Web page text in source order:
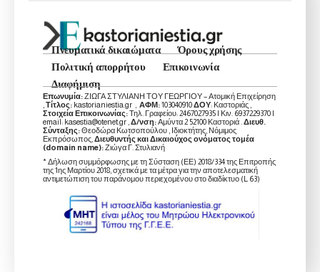
Πνευματικά δικαιώματα
Όρους χρήσης
Πολιτική απορρήτου
Επικοινωνία
Διαφήμιση
Επωνυμία:ΖΙΩΓΑ ΣΤΥΛΙΑΝΗ ΤΟΥ ΓΕΩΡΓΙΟΥ – Ατομική Επιχείρηση
Τίτλος: kastorianiestia.gr , ΑΦΜ:103040910ΔΟΥ: Καστοριάς ,
Στοιχεία Επικοινωνίας:Τηλ. Γραφείου: 2467027935 | Κιν. 6937229370 |
email: kasestia@otenet.gr , Δ/νση:Αμύντα 2 52100 Καστοριά . Διευθ.
Σύνταξης:Θεοδώρα Κωτσοπούλου , Ιδιοκτήτης, Νόμιμος
Εκπρόσωπος, Διευθυντής και Δικαιούχος ονόματος τομέα
(domain name):Ζιώγα Γ. Στυλιανή
* Δήλωση συμμόρφωσης με τη Σύσταση (ΕΕ) 2018/334 της Επιτροπής
της 1ης Μαρτίου 2018, σχετικά με τα μέτρα για την αποτελεσματική
αντιμετώπιση του παράνομου περιεχομένου στο διαδίκτυο (L 63)